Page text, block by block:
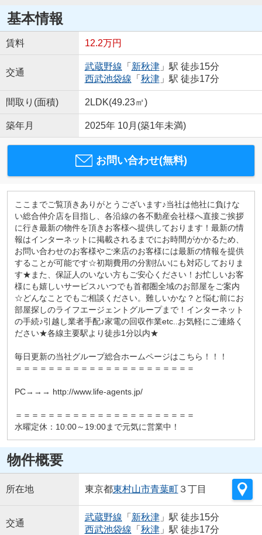
基本情報
賃料 12.2万円
交通
武蔵野線 「 新秋津」駅 徒歩15分
西武池袋線 「 秋津」駅 徒歩17分
間取り(面積) 2LDK(49.23㎡)
築年月 2025年 10月(築1年未満)
お問い合わせ(無料)
ここまでご覧頂きありがとうございます♪当社は他社に負けな
い総合仲介店を目指し、各沿線の各不動産会社様へ直接ご挨拶
に行き最新の物件を頂きお客様へ提供しております！最新の情
報はインターネットに掲載されるまでにお時間がかかるため、
お問い合わせのお客様やご来店のお客様には最新の情報を提供
することが可能です☆初期費用の分割払いにも対応しておりま
す★また、保証人のいない方もご安心ください！お忙しいお客
様にも嬉しいサービス♪いつでも首都圏全域のお部屋をご案内
☆どんなことでもご相談ください。難しいかな？と悩む前にお
部屋探しのライフエージェントグループまで！インターネット
の手続♪引越し業者手配♪家電の回収作業etc..お気軽にご連絡く
ださい★各線主要駅より徒歩1分以内★
毎日更新の当社グループ総合ホームページはこちら！！！
＝＝＝＝＝＝＝＝＝＝＝＝＝＝＝＝＝＝＝＝＝＝
PC→→→ http://www.life-agents.jp/
＝＝＝＝＝＝＝＝＝＝＝＝＝＝＝＝＝＝＝＝＝＝
水曜定休：10:00～19:00まで元気に営業中！
物件概要
所在地 東京都東村山市青葉町３丁目
交通
武蔵野線 「 新秋津」駅 徒歩15分
西武池袋線 「 秋津」駅 徒歩17分